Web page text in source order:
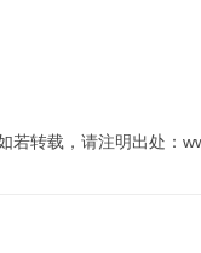
若转载，请注明出处：